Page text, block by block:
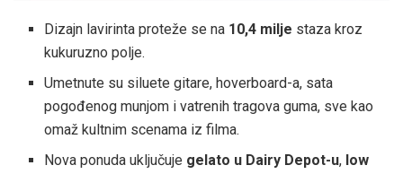
Dizajn lavirinta proteže se na 10,4 milje staza kroz
kukuruzno polje.
Umetnute su siluete gitare, hoverboard-a, sata
pogođenog munjom i vatrenih tragova guma, sve kao
omaž kultnim scenama iz filma.
Nova ponuda uključuje gelato u Dairy Depot-u, low